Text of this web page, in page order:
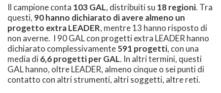
Il campione conta 103 GAL, distribuiti su 18 regioni. Tra
questi, 90 hanno dichiarato di avere almeno un
progetto extra LEADER, mentre 13 hanno risposto di
non averne. I 90 GAL con progetti extra LEADER hanno
dichiarato complessivamente591 progetti, con una
media di6,6 progetti per GAL. In altri termini, questi
GAL hanno, oltre LEADER, almeno cinque o sei punti di
contatto con altri strumenti, altri soggetti, altre reti.